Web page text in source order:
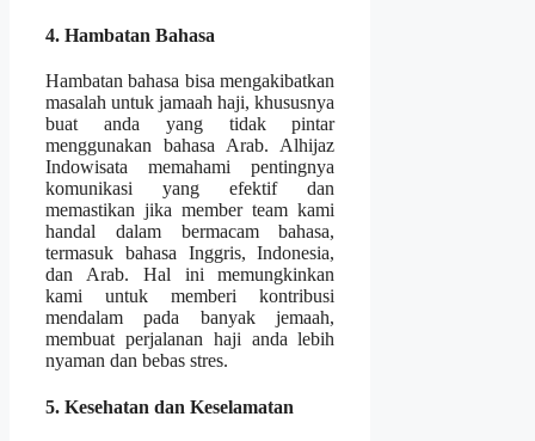
4. Hambatan Bahasa
Hambatan bahasa bisa mengakibatkan
masalah untuk jamaah haji, khususnya
buat anda yang tidak pintar
menggunakan bahasa Arab. Alhijaz
Indowisata memahami pentingnya
komunikasi yang efektif dan
memastikan jika member team kami
handal dalam bermacam bahasa,
termasuk bahasa Inggris, Indonesia,
dan Arab. Hal ini memungkinkan
kami untuk memberi kontribusi
mendalam pada banyak jemaah,
membuat perjalanan haji anda lebih
nyaman dan bebas stres.
5. Kesehatan dan Keselamatan